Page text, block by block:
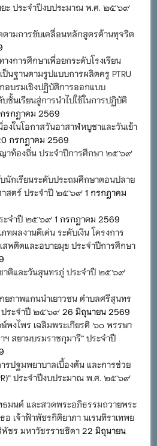
ยะ ประจำปีงบประมาณ พ.ศ. ๒๕๖๙
ามการขับเคลื่อนหลักสูตรต้านทุจริต
งการศึกษาเพื่อยกระดับโรงเรียน
ป็นฐานตามรูปแบบการผลิตครู PTRU
อบรมเชิงปฏิบัติการออกแบบ
ชั้นเรียนสู่การนำไปใช้ในการปฏิบัติ
รกฎาคม 2569
งในโอกาสวันอาสาฬหบูชาและวันเข้า
กรกฎาคม 2569
ท้องถิ่น ประจำปีการศึกษา ๒๕๖๙
กเรียนระดับประถมศึกษาตอนปลาย
าสตร์ ประจำปี ๒๕๖๙ 1 กรกฎาคม
ระจำปี ๒๕๖๙ 1 กรกฎาคม 2569
ทผลงานดีเด่น ระดับเงิน โครงการ
พติดและอบายมุข ประจำปีการศึกษา
าติและวันสุนทรภู่ ประจำปี ๒๕๖๙
ภาพแกนนำเยาวชน ตำบลศรีสุนทร
ประจำปี ๒๕๖๙ 26 มิถุนายน 2569
ษ์พงไพร เฉลิมพระเกียรติ ๖๐ พรรษา
ฯ สยามบรมราชกุมารี” ประจำปี
รปฐมพยาบาลเบื้องต้น และการช่วย
ประจำปีงบประมาณ พ.ศ. ๒๕๖๙
มนต์ และสวดพระอภิธรรมถวายพระ
อ เจ้าฟ้าพัชรกิติยาภา นเรนทิราเทพย
ชร มหาวัชรราชธิดา 22 มิถุนายน